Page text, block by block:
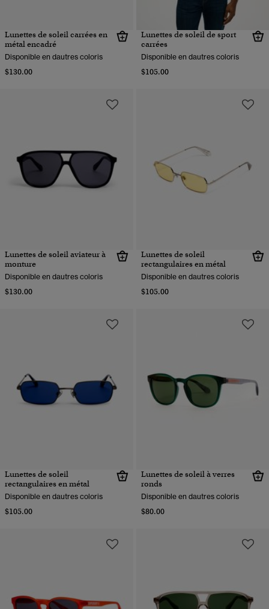
Lunettes de soleil carrées en
métal encadré
Disponible en dautres coloris
$130.00
Lunettes de soleil de sport
carrées
Disponible en dautres coloris
$105.00
Lunettes de soleil aviateur à
monture
Disponible en dautres coloris
$130.00
Lunettes de soleil
rectangulaires en métal
Disponible en dautres coloris
$105.00
Lunettes de soleil
rectangulaires en métal
Disponible en dautres coloris
$105.00
Lunettes de soleil à verres
ronds
Disponible en dautres coloris
$80.00